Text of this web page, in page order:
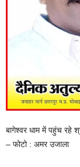
बागेश्वर धाम में पहुंच रहे
– फोटो : अमर उजाला